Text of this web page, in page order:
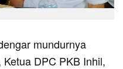
mundurnya
DPC PKB Inhil,